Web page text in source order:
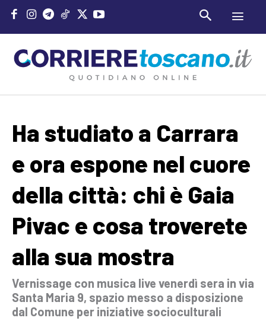
Ha studiato a Carrara
e ora espone nel cuore
della città: chi è Gaia
Pivac e cosa troverete
alla sua mostra
Vernissage con musica live venerdì sera in via
Santa Maria 9, spazio messo a disposizione
dal Comune per iniziative socioculturali